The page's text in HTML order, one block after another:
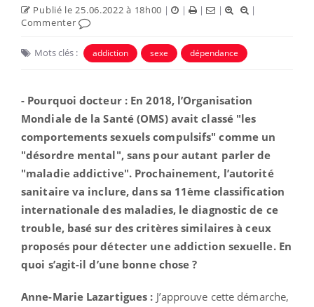
Publié le 25.06.2022 à 18h00 | | | |
|
Commenter
Mots clés : addiction sexe dépendance
- Pourquoi docteur : En 2018, l’Organisation
Mondiale de la Santé (OMS) avait classé "les
comportements sexuels compulsifs" comme un
"désordre mental", sans pour autant parler de
"maladie addictive". Prochainement, l’autorité
sanitaire va inclure, dans sa 11ème classification
internationale des maladies, le diagnostic de ce
trouble, basé sur des critères similaires à ceux
proposés pour détecter une addiction sexuelle. En
quoi s’agit-il d’une bonne chose ?
Anne-Marie Lazartigues : J’approuve cette démarche,